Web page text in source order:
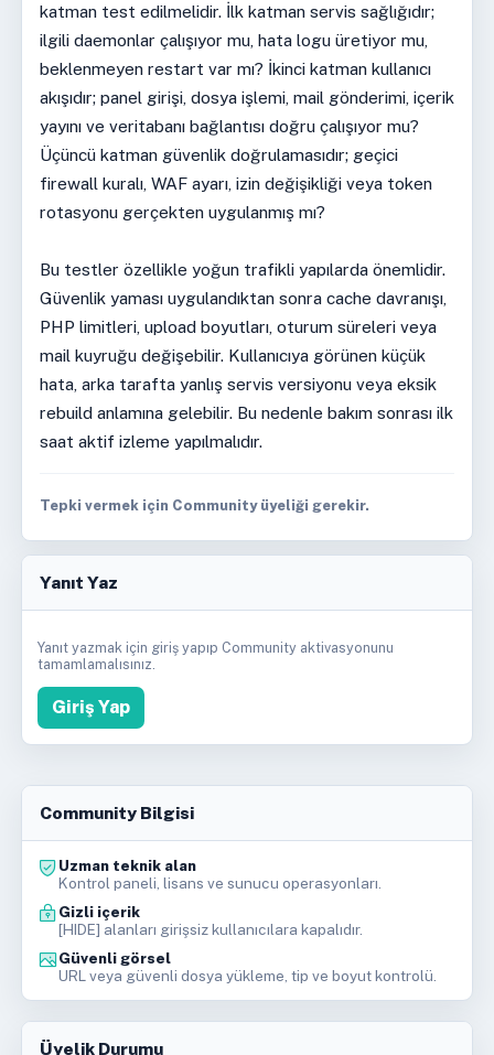
katman test edilmelidir. İlk katman servis sağlığıdır;
ilgili daemonlar çalışıyor mu, hata logu üretiyor mu,
beklenmeyen restart var mı? İkinci katman kullanıcı
akışıdır; panel girişi, dosya işlemi, mail gönderimi, içerik
yayını ve veritabanı bağlantısı doğru çalışıyor mu?
Üçüncü katman güvenlik doğrulamasıdır; geçici
firewall kuralı, WAF ayarı, izin değişikliği veya token
rotasyonu gerçekten uygulanmış mı?
Bu testler özellikle yoğun trafikli yapılarda önemlidir.
Güvenlik yaması uygulandıktan sonra cache davranışı,
PHP limitleri, upload boyutları, oturum süreleri veya
mail kuyruğu değişebilir. Kullanıcıya görünen küçük
hata, arka tarafta yanlış servis versiyonu veya eksik
rebuild anlamına gelebilir. Bu nedenle bakım sonrası ilk
saat aktif izleme yapılmalıdır.
Tepki vermek için Community üyeliği gerekir.
Yanıt Yaz
Yanıt yazmak için giriş yapıp Community aktivasyonunu
tamamlamalısınız.
Giriş Yap
Community Bilgisi
Uzman teknik alan
Kontrol paneli, lisans ve sunucu operasyonları.
Gizli içerik
[HIDE] alanları girişsiz kullanıcılara kapalıdır.
Güvenli görsel
URL veya güvenli dosya yükleme, tip ve boyut kontrolü.
Üyelik Durumu